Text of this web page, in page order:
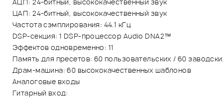
ЦАП: 24-битный, высококачественный звук
Частота сэмплирования: 44.1 кГц
DSP-секция: 1 DSP-процессор Audio DNA2™
Эффектов одновременно: 11
Память для пресетов: 60 пользовательских / 60
Драм-машина: 60 высококачественных шаблонов
Аналоговые входы
Гитарный вход: